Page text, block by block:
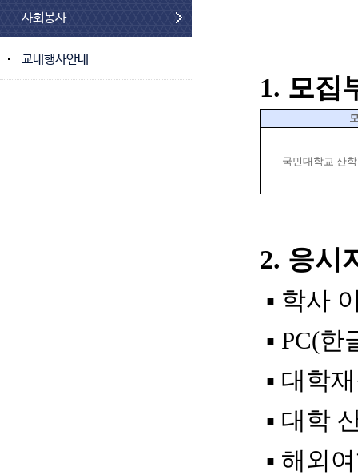
사회봉사
교내행사안내
1. 모집
국민대학교 산
2. 응시
▪ 학사
▪ PC(한
▪ 대학
▪ 대학
▪ 해외